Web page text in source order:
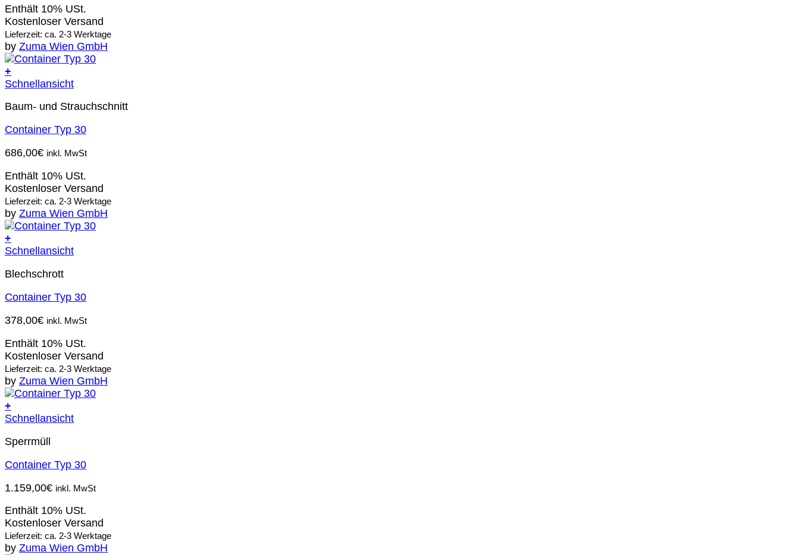
Enthält 10% USt.
Kostenloser Versand
Lieferzeit: ca. 2-3 Werktage
by Zuma Wien GmbH
+
Schnellansicht
Baum- und Strauchschnitt
Container Typ 30
686,00€ inkl. MwSt
Enthält 10% USt.
Kostenloser Versand
Lieferzeit: ca. 2-3 Werktage
by Zuma Wien GmbH
+
Schnellansicht
Blechschrott
Container Typ 30
378,00€ inkl. MwSt
Enthält 10% USt.
Kostenloser Versand
Lieferzeit: ca. 2-3 Werktage
by Zuma Wien GmbH
+
Schnellansicht
Sperrmüll
Container Typ 30
1.159,00€ inkl. MwSt
Enthält 10% USt.
Kostenloser Versand
Lieferzeit: ca. 2-3 Werktage
by Zuma Wien GmbH